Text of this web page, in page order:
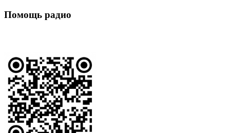
Помощь радио